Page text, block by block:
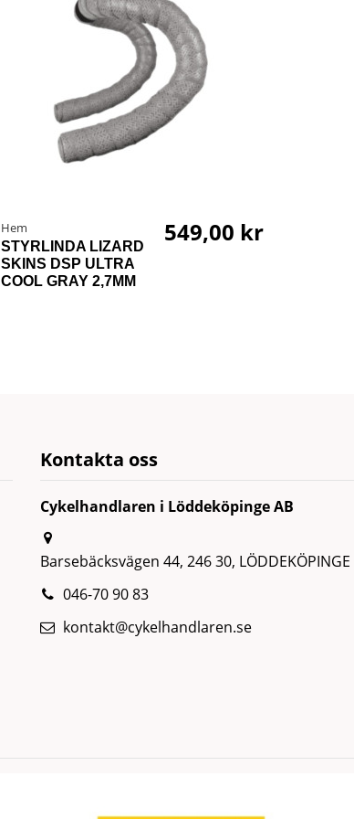
Hem
STYRLINDA LIZARD
SKINS DSP ULTRA
COOL GRAY 2,7MM
549,00 kr
Kontakta oss
Cykelhandlaren i Löddeköpinge AB
Barsebäcksvägen 44, 246 30, LÖDDEKÖPINGE
046-70 90 83
kontakt@cykelhandlaren.se